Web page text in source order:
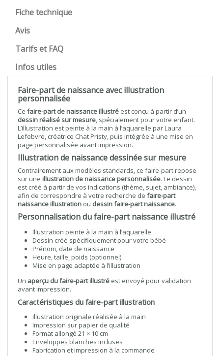
Fiche technique
Avis
Tarifs et FAQ
Infos utiles
Faire-part de naissance avec illustration
personnalisée
Ce faire-part de naissance illustré est conçu à partir d’un
dessin réalisé sur mesure, spécialement pour votre enfant.
L’illustration est peinte à la main à l’aquarelle par Laura
Lefebvre, créatrice Chat Pristy, puis intégrée à une mise en
page personnalisée avant impression.
Illustration de naissance dessinée sur mesure
Contrairement aux modèles standards, ce faire-part repose
sur une illustration de naissance personnalisée. Le dessin
est créé à partir de vos indications (thème, sujet, ambiance),
afin de correspondre à votre recherche de faire-part
naissance illustration ou dessin faire-part naissance.
Personnalisation du faire-part naissance illustré
Illustration peinte à la main à l’aquarelle
Dessin créé spécifiquement pour votre bébé
Prénom, date de naissance
Heure, taille, poids (optionnel)
Mise en page adaptée à l’illustration
Un aperçu du faire-part illustré est envoyé pour validation
avant impression.
Caractéristiques du faire-part illustration
Illustration originale réalisée à la main
Impression sur papier de qualité
Format allongé 21 × 10 cm
Enveloppes blanches incluses
Fabrication et impression à la commande